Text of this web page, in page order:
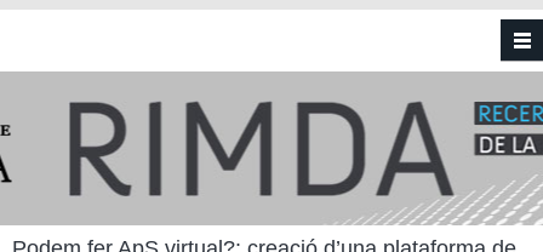
Vés al contingut